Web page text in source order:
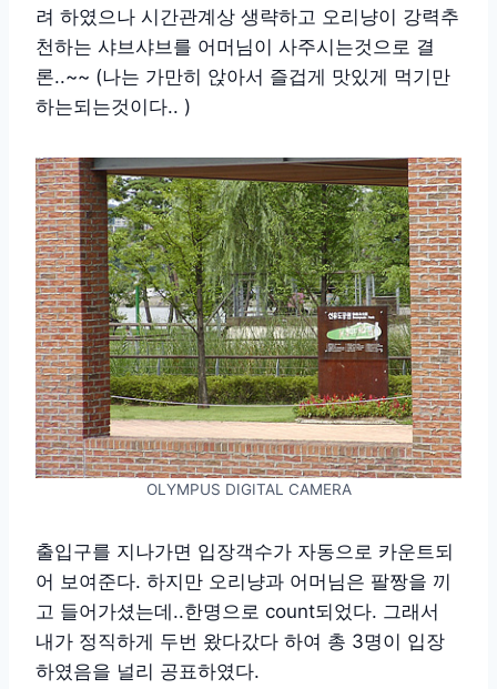
려 하였으나 시간관계상 생략하고 오리냥이 강력추
천하는 샤브샤브를 어머님이 사주시는것으로 결
론..~~ (나는 가만히 앉아서 즐겁게 맛있게 먹기만
하는되는것이다.. )
OLYMPUS DIGITAL CAMERA
출입구를 지나가면 입장객수가 자동으로 카운트되
어 보여준다. 하지만 오리냥과 어머님은 팔짱을 끼
고 들어가셨는데..한명으로 count되었다. 그래서
내가 정직하게 두번 왔다갔다 하여 총 3명이 입장
하였음을 널리 공표하였다.